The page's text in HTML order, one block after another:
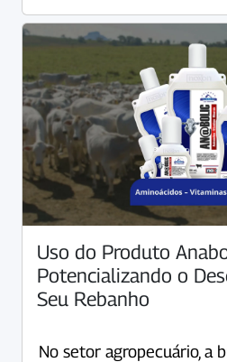
Uso do Produto
Potencializando o
Seu Rebanho
No setor agropecuário, a